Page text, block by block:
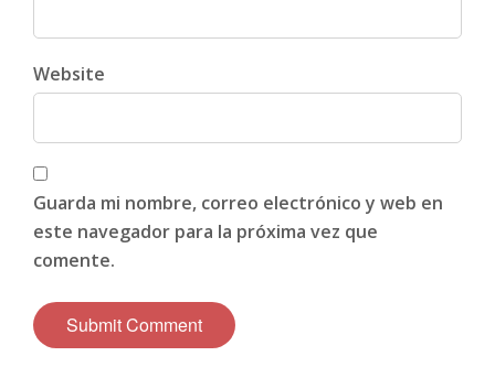
Website
Guarda mi nombre, correo electrónico y web en
este navegador para la próxima vez que
comente.